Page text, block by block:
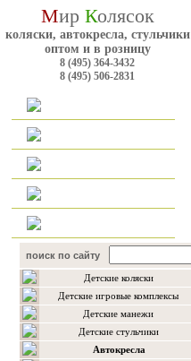
Мир Колясок
коляски, автокресла, стульчики
оптом и в розницу
8 (495) 364-3432
8 (495) 506-2831
поиск по сайту
Детские коляски
Детские игровые комплексы
Детские манежи
Детские стульчики
Автокресла